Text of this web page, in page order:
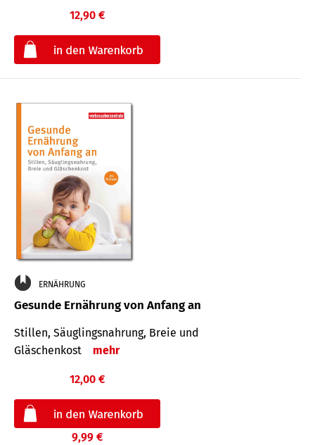
12,90 €
ERNÄHRUNG
Gesunde Ernährung von Anfang an
Stillen, Säuglingsnahrung, Breie und
Gläschenkost
mehr
12,00 €
9,99 €